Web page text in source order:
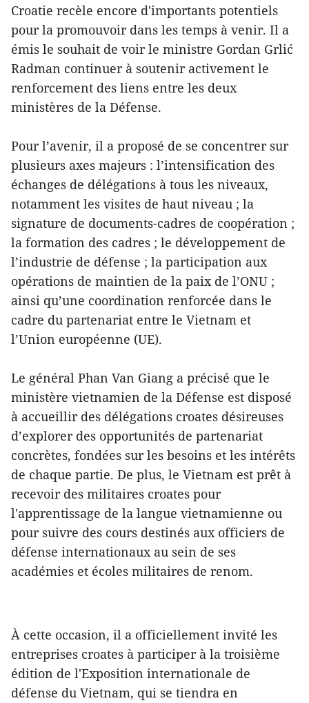
Croatie recèle encore d'importants potentiels
pour la promouvoir dans les temps à venir. Il a
émis le souhait de voir le ministre Gordan Grlić
Radman continuer à soutenir activement le
renforcement des liens entre les deux
ministères de la Défense.
Pour l’avenir, il a proposé de se concentrer sur
plusieurs axes majeurs : l’intensification des
échanges de délégations à tous les niveaux,
notamment les visites de haut niveau ; la
signature de documents-cadres de coopération ;
la formation des cadres ; le développement de
l’industrie de défense ; la participation aux
opérations de maintien de la paix de l’ONU ;
ainsi qu’une coordination renforcée dans le
cadre du partenariat entre le Vietnam et
l’Union européenne (UE).
Le général Phan Van Giang a précisé que le
ministère vietnamien de la Défense est disposé
à accueillir des délégations croates désireuses
d’explorer des opportunités de partenariat
concrètes, fondées sur les besoins et les intérêts
de chaque partie. De plus, le Vietnam est prêt à
recevoir des militaires croates pour
l'apprentissage de la langue vietnamienne ou
pour suivre des cours destinés aux officiers de
défense internationaux au sein de ses
académies et écoles militaires de renom.
À cette occasion, il a officiellement invité les
entreprises croates à participer à la troisième
édition de l'Exposition internationale de
défense du Vietnam, qui se tiendra en